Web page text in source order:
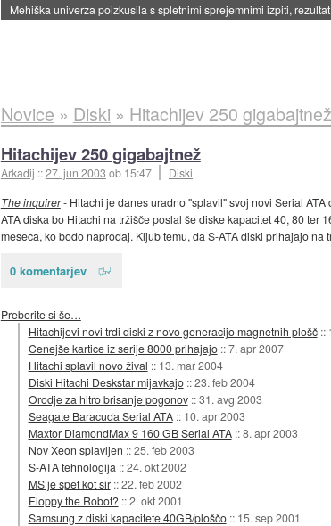
Mehiška univerza poizkusila s spletnimi sprejemnimi izpiti,
Novice » Diski » Hitachijev 250 gigabajtnež
Hitachijev 250 gigabajtnež
Arkadij ::27. jun 2003 ob 15:47
Diski
The inquirer- Hitachi je danes uradno "splavil" svoj novi Serial
ATA diska bo Hitachi na tržišče poslal še diske kapacitet 40, 80 ter
meseca, ko bodo naprodaj. Kljub temu, da S-ATA diski prihajajo
0 komentarjev
Preberite si še…
Hitachijevi novi trdi diski z novo generacijo magnetnih plošč ::
Cenejše kartice iz serije 8000 prihajajo ::7. apr 2007
Hitachi splavil novo žival :: 13. mar 2004
Diski Hitachi Deskstar mijavkajo ::23. feb 2004
Orodje za hitro brisanje pogonov ::31. avg 2003
Seagate Baracuda Serial ATA :: 10. apr 2003
Maxtor DiamondMax 9 160 GB Serial ATA ::8. apr 2003
Nov Xeon splavljen ::25. feb 2003
S-ATA tehnologija ::24. okt 2002
MS je spet kot sir ::22. feb 2002
Floppy the Robot? ::2. okt 2001
Samsung z diski kapacitete 40GB/ploščo :: 15. sep 2001